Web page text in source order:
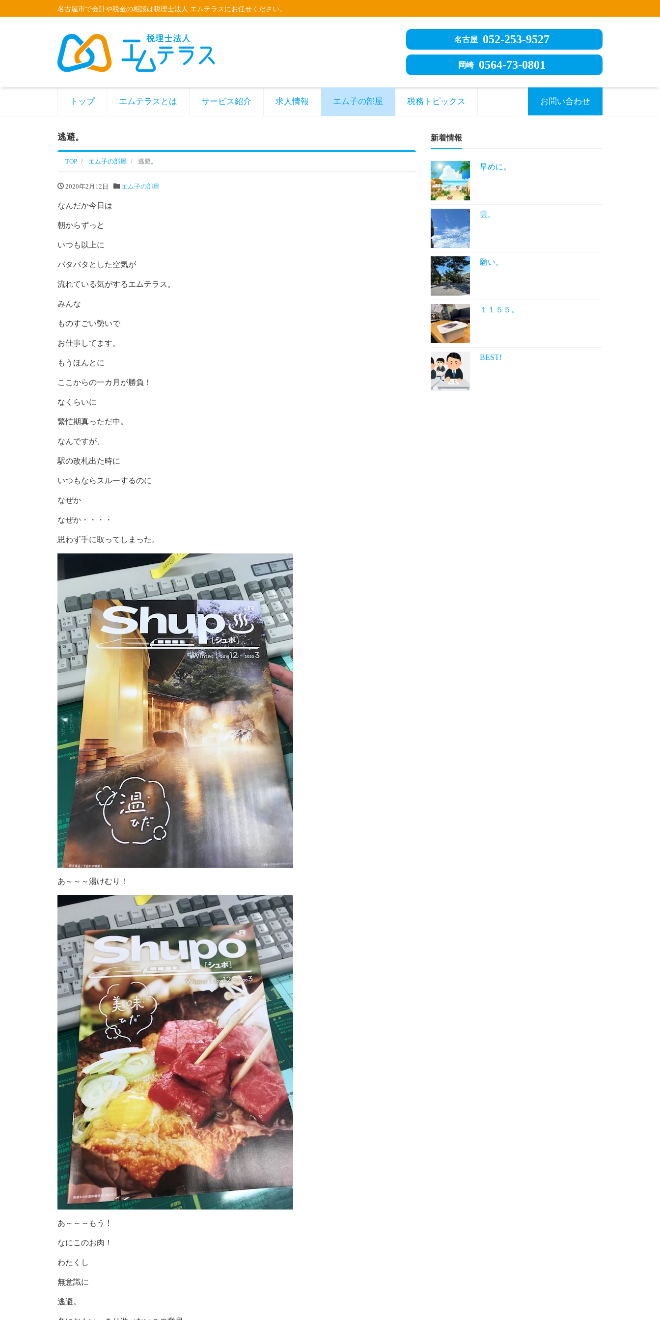
名古屋市で会計や税金の相談は税理士法人 エムテラスにお任せください。
名古屋 052-253-9527
岡崎 0564-73-0801
トップ エムテラスとは サービス紹介 求人情報 エム子の部屋 税務トピックス お問い合わせ
逃避。
TOP エム子の部屋 逃避。
2020年2月12日 エム子の部屋
なんだか今日は
朝からずっと
いつも以上に
バタバタとした空気が
流れている気がするエムテラス。
みんな
ものすごい勢いで
お仕事してます。
もうほんとに
ここからの一カ月が勝負！
なくらいに
繁忙期真っただ中。
なんですが、
駅の改札出た時に
いつもならスルーするのに
なぜか
なぜか・・・・
思わず手に取ってしまった。
あ～～～湯けむり！
あ～～～もう！
なにこのお肉！
わたくし
無意識に
逃避。
新着情報
早めに。
雲。
願い。
１１５５。
BEST!